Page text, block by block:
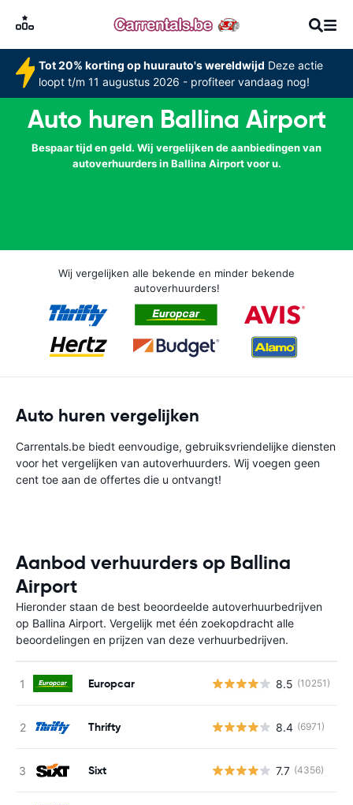
Tot 20% korting op huurauto's wereldwijd Deze actie
loopt t/m 11 augustus 2026 - profiteer vandaag nog!
Auto huren Ballina Airport
Bespaar tijd en geld. Wij vergelijken de aanbiedingen van
autoverhuurders in Ballina Airport voor u.
Wij vergelijken alle bekende en minder bekende
autoverhuurders!
Auto huren vergelijken
Carrentals.be biedt eenvoudige, gebruiksvriendelijke diensten
voor het vergelijken van autoverhuurders. Wij voegen geen
cent toe aan de offertes die u ontvangt!
Aanbod verhuurders op Ballina
Airport
Hieronder staan de best beoordeelde autoverhuurbedrijven
op Ballina Airport. Vergelijk met één zoekopdracht alle
beoordelingen en prijzen van deze verhuurbedrijven.
Europcar 8.5 (10251)
Thrifty 8.4 (6971)
Sixt 7.7 (4356)